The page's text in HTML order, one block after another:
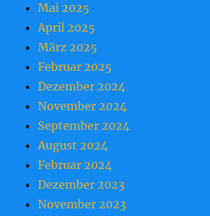
Mai 2025
April 2025
März 2025
Februar 2025
Dezember 2024
November 2024
September 2024
August 2024
Februar 2024
Dezember 2023
November 2023